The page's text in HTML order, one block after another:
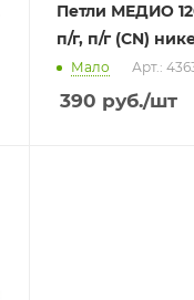
Петли МЕДИО
п/г, п/г (CN)
Мало Арт.:
390 руб./шт